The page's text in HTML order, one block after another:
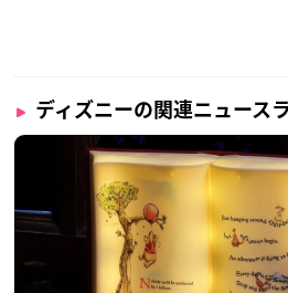
ディズニーの関連ニュース